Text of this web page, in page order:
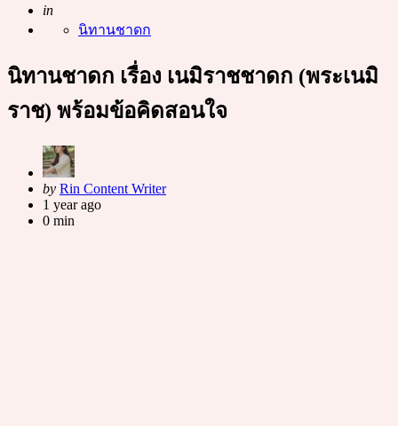
Posted
in
นิทานชาดก
นิทานชาดก เรื่อง เนมิราชชาดก (พระเนมิ
ราช) พร้อมข้อคิดสอนใจ
Posted
by
by Rin Content Writer
1 year ago
0 min